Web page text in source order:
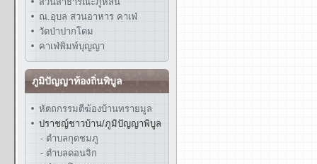
ณ.อุบล สวนอาหาร คาเฟ่
วัดป่าปากโดม
คาเฟ่พิมพ์บุญญา
ภูมิปัญญาท้องถิ่นพิบูล
หัตถกรรมตีฆ้องบ้านทรายมูล
ปราชญ์ชาวบ้าน/ภูมิปัญญาพิบูล
- ตำบลกุดชมภู
- ตำบลดอนจิก